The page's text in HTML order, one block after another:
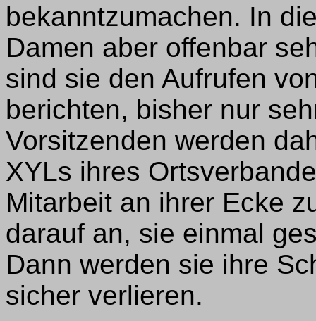
bekanntzumachen. In
Damen aber offenbar
sind sie den Aufrufen
berichten, bisher nur
Vorsitzenden werden
XYLs ihres
Mitarbeit an ihrer Ecke
darauf an, sie einmal
Dann werden sie ihre
sicher verlieren.